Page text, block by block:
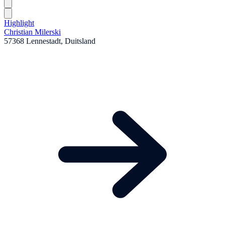
Highlight
Christian Milerski
57368 Lennestadt, Duitsland